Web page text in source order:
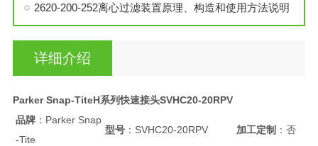
2620-200-252离心过滤装置原理、构造和使用方法说明
详细介绍
Parker Snap-TiteH系列快速接头SVHC20-20RPV
品牌：Parker Snap
-Tite
型号：SVHC20-20RPV 加工定制：否